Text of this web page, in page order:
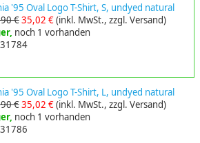
'95 Oval Logo T-Shirt, S, undyed natural
€35,02 €(inkl. MwSt., zzgl. Versand)
noch 1 vorhanden
'95 Oval Logo T-Shirt, L, undyed natural
€35,02 €(inkl. MwSt., zzgl. Versand)
noch 1 vorhanden